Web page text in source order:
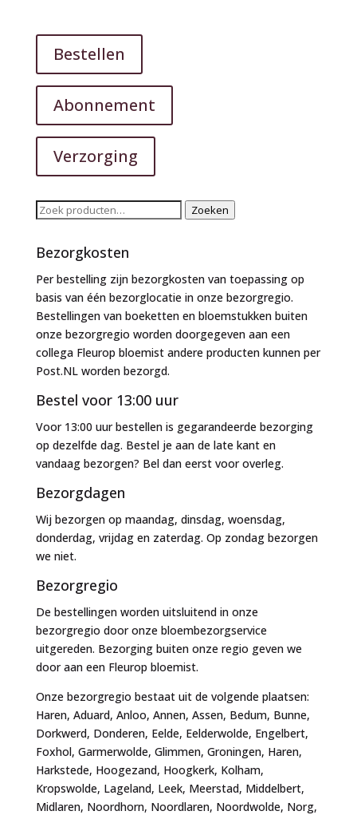
Bestellen
Abonnement
Verzorging
Zoeken
Zoeken
Bezorgkosten
Per bestelling zijn bezorgkosten van toepassing op
basis van één bezorglocatie in onze bezorgregio.
Bestellingen van boeketten en bloemstukken buiten
onze bezorgregio worden doorgegeven aan een
collega Fleurop bloemist andere producten kunnen per
Post.NL worden bezorgd.
Bestel voor 13:00 uur
Voor 13:00 uur bestellen is gegarandeerde bezorging
op dezelfde dag. Bestel je aan de late kant en
vandaag bezorgen? Bel dan eerst voor overleg.
Bezorgdagen
Wij bezorgen op maandag, dinsdag, woensdag,
donderdag, vrijdag en zaterdag. Op zondag bezorgen
we niet.
Bezorgregio
De bestellingen worden uitsluitend in onze
bezorgregio door onze bloembezorgservice
uitgereden. Bezorging buiten onze regio geven we
door aan een Fleurop bloemist.
Onze bezorgregio bestaat uit de volgende plaatsen:
Haren, Aduard, Anloo, Annen, Assen, Bedum, Bunne,
Dorkwerd, Donderen, Eelde, Eelderwolde, Engelbert,
Foxhol, Garmerwolde, Glimmen, Groningen, Haren,
Harkstede, Hoogezand, Hoogkerk, Kolham,
Kropswolde, Lageland, Leek, Meerstad, Middelbert,
Midlaren, Noordhorn, Noordlaren, Noordwolde, Norg,